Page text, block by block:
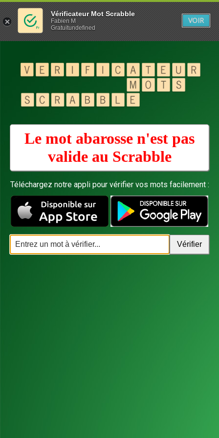
Le mot abarosse n'est pas
valide au Scrabble
Téléchargez notre appli pour vérifier vos mots facilement :
Vérificateur Mot Scrabble
Fabien M
Gratuitundefined
VOIR